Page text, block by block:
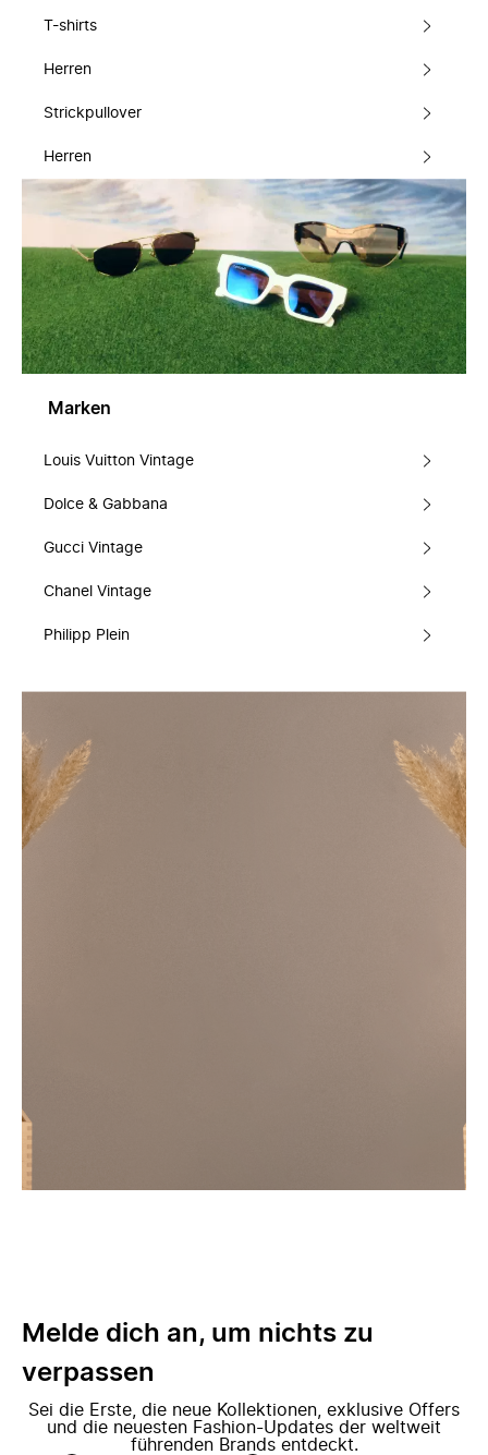
T-shirts
Herren
Strickpullover
Herren
Marken
Louis Vuitton Vintage
Dolce & Gabbana
Gucci Vintage
Chanel Vintage
Philipp Plein
Melde dich an, um nichts zu
verpassen
Sei die Erste, die neue Kollektionen, exklusive Offers
und die neuesten Fashion-Updates der weltweit
führenden Brands entdeckt.